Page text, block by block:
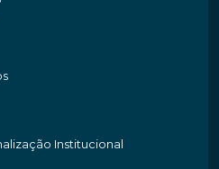
Institucional